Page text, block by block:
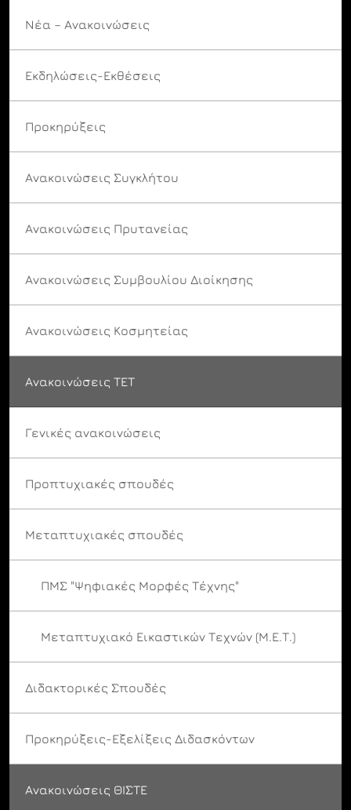
Νέα – Ανακοινώσεις
Εκδηλώσεις-Εκθέσεις
Προκηρύξεις
Ανακοινώσεις Συγκλήτου
Ανακοινώσεις Πρυτανείας
Ανακοινώσεις Συμβουλίου Διοίκησης
Ανακοινώσεις Κοσμητείας
Ανακοινώσεις ΤΕΤ
Γενικές ανακοινώσεις
Προπτυχιακές σπουδές
Μεταπτυχιακές σπουδές
ΠΜΣ "Ψηφιακές Μορφές Τέχνης"
Μεταπτυχιακό Εικαστικών Τεχνών (Μ.Ε.Τ.)
Διδακτορικές Σπουδές
Προκηρύξεις-Εξελίξεις Διδασκόντων
Ανακοινώσεις ΘΙΣΤΕ